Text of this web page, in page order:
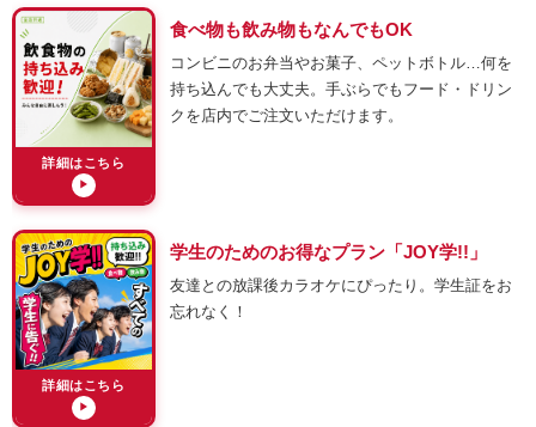
詳細はこちら
▶
食べ物も飲み物もなんでもOK
コンビニのお弁当やお菓子、ペットボトル…何を
持ち込んでも大丈夫。手ぶらでもフード・ドリン
クを店内でご注文いただけます。
詳細はこちら
▶
学生のためのお得なプラン「JOY学!!」
友達との放課後カラオケにぴったり。学生証をお
忘れなく！